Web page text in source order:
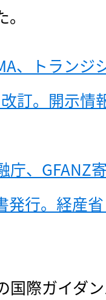
、トラン
訂。開示情
庁、
発行。経産
際ガイダ